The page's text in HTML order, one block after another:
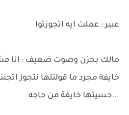
عبير : عملت ايه اتجوزتوا
مالك بحزن وصوت ضعيف : انا
خايفة مجرد ما قولتلها نتجوز
...حسيتها خايفة من حاجه